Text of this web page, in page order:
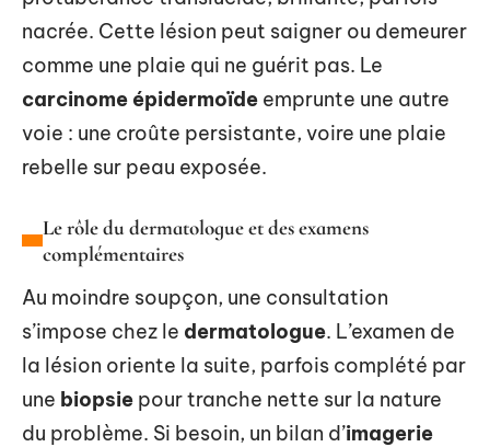
nacrée. Cette lésion peut saigner ou demeurer
comme une plaie qui ne guérit pas. Le
carcinome épidermoïde emprunte une autre
voie : une croûte persistante, voire une plaie
rebelle sur peau exposée.
Le rôle du dermatologue et des examens
complémentaires
Au moindre soupçon, une consultation
s’impose chez le dermatologue. L’examen de
la lésion oriente la suite, parfois complété par
une biopsie pour tranche nette sur la nature
du problème. Si besoin, un bilan d’imagerie